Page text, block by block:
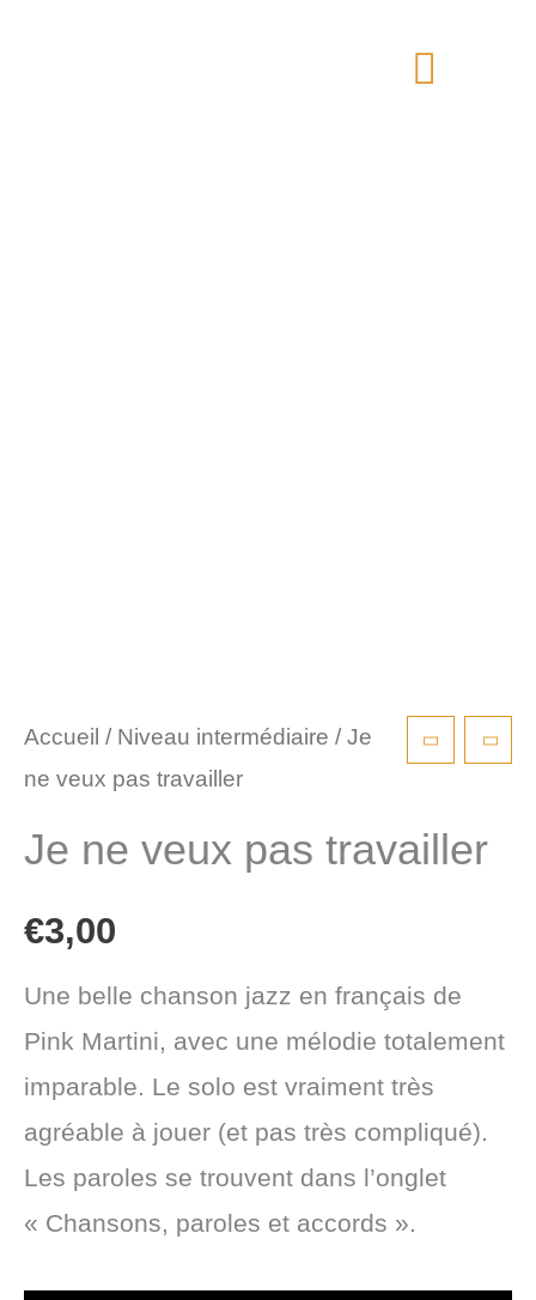
Menu
Accueil / Niveau intermédiaire / Je
ne veux pas travailler
Je ne veux pas travailler
€3,00
Une belle chanson jazz en français de
Pink Martini, avec une mélodie totalement
imparable. Le solo est vraiment très
agréable à jouer (et pas très compliqué).
Les paroles se trouvent dans l’onglet
« Chansons, paroles et accords ».